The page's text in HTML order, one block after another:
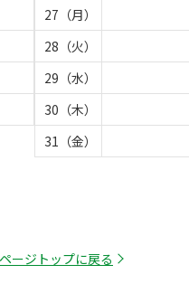
27（月）
28（火）
29（水）
30（木）
31（金）
ージトップに戻る